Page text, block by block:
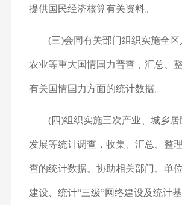
提供国民经济核算有关资料。
(三)会同有关部门组织实施全区
农业等重大国情国力普查，汇总、
有关国情国力方面的统计数据。
(四)组织实施三次产业、城乡
发展等统计调查，收集、汇总、整
查的统计数据。协助相关部门、单
建设、统计“三级”网络建设及统计基